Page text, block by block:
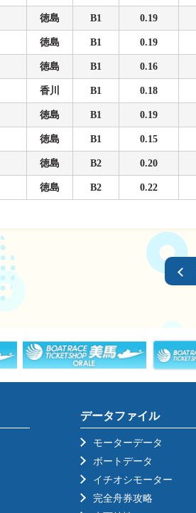
徳島 B1 0.19
徳島 B1 0.19
徳島 B1 0.16
香川 B1 0.18
徳島 B1 0.19
徳島 B1 0.15
徳島 B2 0.20
徳島 B2 0.22
データファイル
モーターデータ
ボートデータ
イチオシモーター
完全舟券攻略